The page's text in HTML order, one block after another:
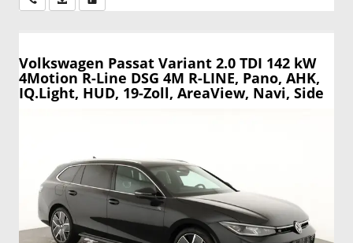
Volkswagen Passat Variant 2.0 TDI 142 kW
4Motion R-Line DSG 4M R-LINE, Pano, AHK,
IQ.Light, HUD, 19-Zoll, AreaView, Navi, Side